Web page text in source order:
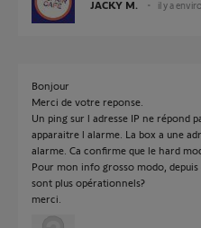
JACKY M. il y a
Bonjour
Merci de votre reponse.
Un ping sur l adresse IP ne répond
apparaitre l alarme. La box a une
alarme. Ca confirme que le hard
Pour mon info grosso modo,
sont plus opérationnels?
merci.